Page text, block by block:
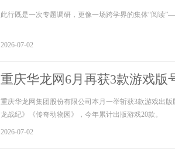
此行既是一次专题调研，更像一场跨学界的集体“阅读
2026-07-02
重庆华龙网6月再获3款游戏版
重庆华龙网集团股份有限公司本月一举斩获3款游戏出
龙战纪》《传奇动物园》，今年累计出版游戏20款。
2026-07-02